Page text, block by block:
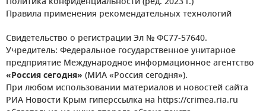
Правила применения рекомендательных технологий
Свидетельство о регистрации Эл № ФС77-57640.
Учредитель: Федеральное государственное унитарное
предприятие Международное информационное агентство
«Россия сегодня» (МИА «Россия сегодня»).
При любом использовании материалов и новостей сайта
РИА Новости Крым гиперссылка на https://crimea.ria.ru